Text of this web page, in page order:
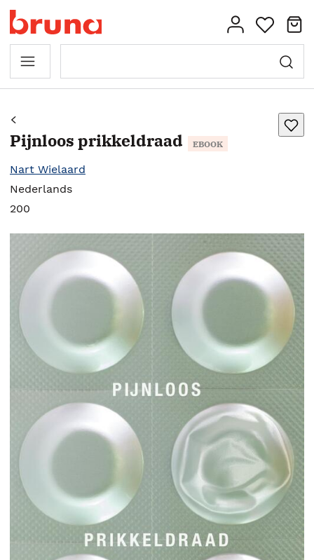
Pijnloos prikkeldraad EBOOK
Nart Wielaard
Nederlands
200